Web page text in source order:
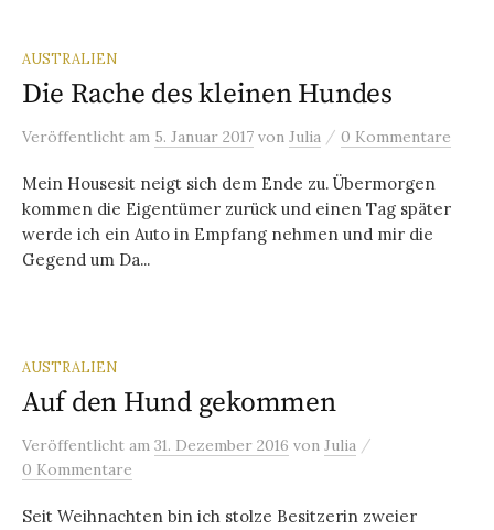
AUSTRALIEN
Die Rache des kleinen Hundes
Veröffentlicht am 5. Januar 2017 von Julia / 0 Kommentare
Mein Housesit neigt sich dem Ende zu. Übermorgen
kommen die Eigentümer zurück und einen Tag später
werde ich ein Auto in Empfang nehmen und mir die
Gegend um Da...
AUSTRALIEN
Auf den Hund gekommen
Veröffentlicht am 31. Dezember 2016 von Julia /
0 Kommentare
Seit Weihnachten bin ich stolze Besitzerin zweier